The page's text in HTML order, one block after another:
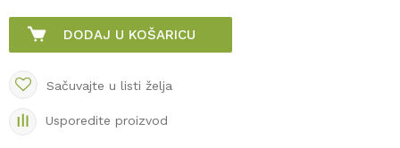
DODAJ U KOŠARICU
Sačuvajte u listi želja
Usporedite proizvod